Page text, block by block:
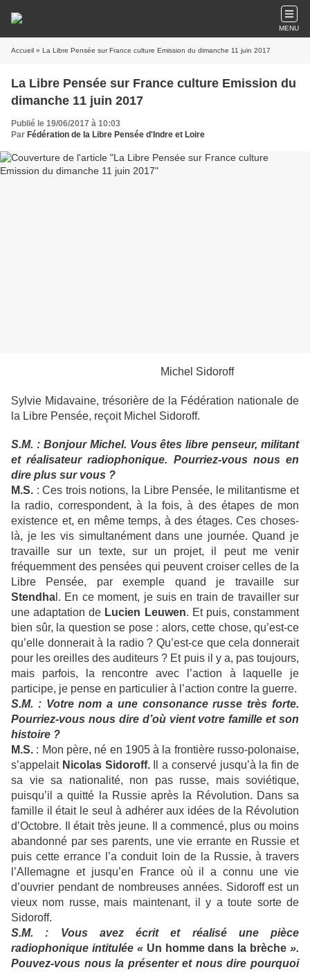
MENU
Accueil » La Libre Pensée sur France culture Emission du dimanche 11 juin 2017
La Libre Pensée sur France culture Emission du
dimanche 11 juin 2017
Publié le 19/06/2017 à 10:03
Par Fédération de la Libre Pensée d'Indre et Loire
Michel Sidoroff
Sylvie Midavaine, trésorière de la Fédération nationale de
la Libre Pensée, reçoit Michel Sidoroff.
S.M. : Bonjour Michel. Vous êtes libre penseur, militant
et réalisateur radiophonique. Pourriez-vous nous en
dire plus sur vous ?
M.S. : Ces trois notions, la Libre Pensée, le militantisme et
la radio, correspondent, à la fois, à des étapes de mon
existence et, en même temps, à des étages. Ces choses-
là, je les vis simultanément dans une journée. Quand je
travaille sur un texte, sur un projet, il peut me venir
fréquemment des pensées qui peuvent croiser celles de la
Libre Pensée, par exemple quand je travaille sur
Stendha l. En ce moment, je suis en train de travailler sur
une adaptation de Lucien Leuwen. Et puis, constamment
bien sûr, la question se pose : alors, cette chose, qu’est-ce
qu’elle donnerait à la radio ? Qu’est-ce que cela donnerait
pour les oreilles des auditeurs ? Et puis il y a, pas toujours,
mais parfois, la rencontre avec l’action à laquelle je
participe, je pense en particulier à l’action contre la guerre.
S.M. : Votre nom a une consonance russe très forte.
Pourriez-vous nous dire d’où vient votre famille et son
histoire ?
M.S. : Mon père, né en 1905 à la frontière russo-polonaise,
s’appelait Nicolas Sidoroff.Il a conservé jusqu’à la fin de
sa vie sa nationalité, non pas russe, mais soviétique,
puisqu’il a quitté la Russie après la Révolution. Dans sa
famille il était le seul à adhérer aux idées de la Révolution
d’Octobre. Il était très jeune. Il a commencé, plus ou moins
abandonné par ses parents, une vie errante en Russie et
puis cette errance l’a conduit loin de la Russie, à travers
l’Allemagne et jusqu’en France où il a connu une vie
d’ouvrier pendant de nombreuses années. Sidoroff est un
vieux nom russe, mais maintenant, il y a toute sorte de
Sidoroff.
S.M. : Vous avez écrit et réalisé une pièce
radiophonique intitulée « Un homme dans la brèche ».
Pouvez-vous nous la présenter et nous dire pourquoi